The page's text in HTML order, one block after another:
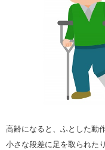
高齢になると、ふとした動
小さな段差に足を取られた